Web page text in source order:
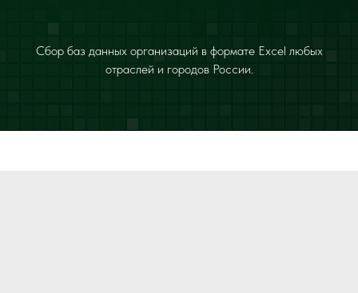
Сбор баз данных организаций в формате Excel любых
отраслей и городов России.